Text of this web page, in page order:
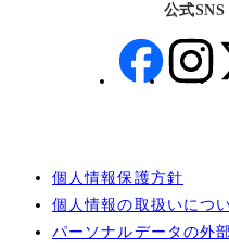
個人情報保護方針
個人情報の取扱いにつ
パーソナルデータの外
公式SNS